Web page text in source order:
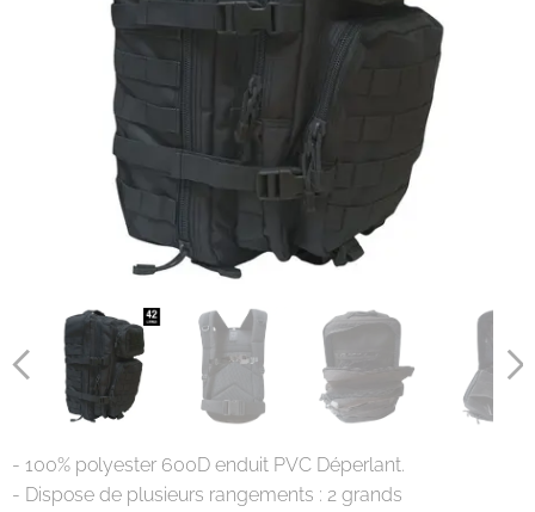
- 100% polyester 600D enduit PVC Déperlant.
- Dispose de plusieurs rangements : 2 grands